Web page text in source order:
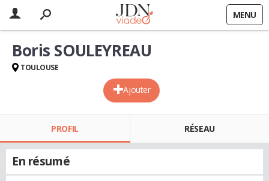
MENU
Ajouter
Boris SOULEYREAU
TOULOUSE
PROFIL RÉSEAU
En résumé